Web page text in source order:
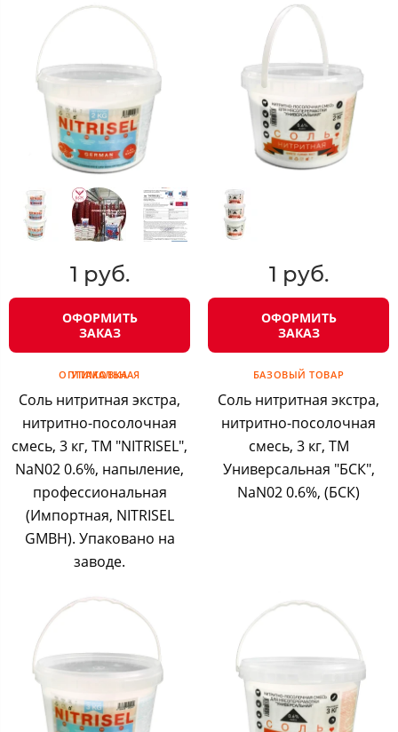
1 руб.
ОФОРМИТЬ
ЗАКАЗ
1 руб.
ОФОРМИТЬ
ЗАКАЗ
ОПТИМАЛЬНАЯ УПАКОВКА
Соль нитритная экстра,
нитритно-посолочная
смесь, 3 кг, ТМ "NITRISEL",
NaN02 0.6%, напыление,
профессиональная
(Импортная, NITRISEL
GMBH). Упаковано на
заводе.
БАЗОВЫЙ ТОВАР
Соль нитритная экстра,
нитритно-посолочная
смесь, 3 кг, ТМ
Универсальная "БСК",
NaN02 0.6%, (БСК)